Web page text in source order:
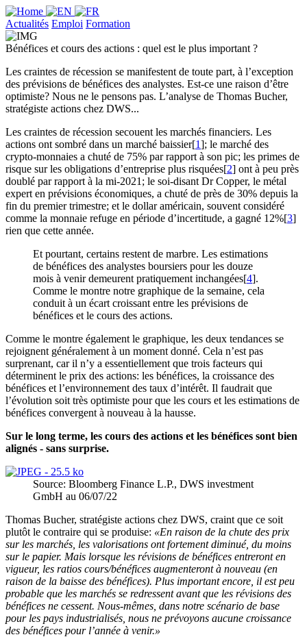
Actualités Emploi Formation
Bénéfices et cours des actions : quel est le plus important ?
Les craintes de récession se manifestent de toute part, à l’exception
des prévisions de bénéfices des analystes. Est-ce une raison d’être
optimiste? Nous ne le pensons pas. L’analyse de Thomas Bucher,
stratégiste actions chez DWS...
Les craintes de récession secouent les marchés financiers. Les
actions ont sombré dans un marché baissier[1]; le marché des
crypto-monnaies a chuté de 75% par rapport à son pic; les primes de
risque sur les obligations d’entreprise plus risquées[2] ont à peu près
doublé par rapport à la mi-2021; le soi-disant Dr Copper, le métal
expert en prévisions économiques, a chuté de près de 30% depuis la
fin du premier trimestre; et le dollar américain, souvent considéré
comme la monnaie refuge en période d’incertitude, a gagné 12%[3]
rien que cette année.
Et pourtant, certains restent de marbre. Les estimations
de bénéfices des analystes boursiers pour les douze
mois à venir demeurent pratiquement inchangées[4].
Comme le montre notre graphique de la semaine, cela
conduit à un écart croissant entre les prévisions de
bénéfices et le cours des actions.
Comme le montre également le graphique, les deux tendances se
rejoignent généralement à un moment donné. Cela n’est pas
surprenant, car il n’y a essentiellement que trois facteurs qui
déterminent le prix des actions: les bénéfices, la croissance des
bénéfices et l’environnement des taux d’intérêt. Il faudrait que
l’évolution soit très optimiste pour que les cours et les estimations de
bénéfices convergent à nouveau à la hausse.
Sur le long terme, les cours des actions et les bénéfices sont bien
alignés - sans surprise.
Source: Bloomberg Finance L.P., DWS investment
GmbH au 06/07/22
Thomas Bucher, stratégiste actions chez DWS, craint que ce soit
plutôt le contraire qui se produise: «En raison de la chute des prix
sur les marchés, les valorisations ont fortement diminué, du moins
sur le papier. Mais lorsque les révisions de bénéfices entreront en
vigueur, les ratios cours/bénéfices augmenteront à nouveau (en
raison de la baisse des bénéfices). Plus important encore, il est peu
probable que les marchés se redressent avant que les révisions des
bénéfices ne cessent. Nous-mêmes, dans notre scénario de base
pour les pays industrialisés, nous ne prévoyons aucune croissance
des bénéfices pour l’année à venir.»